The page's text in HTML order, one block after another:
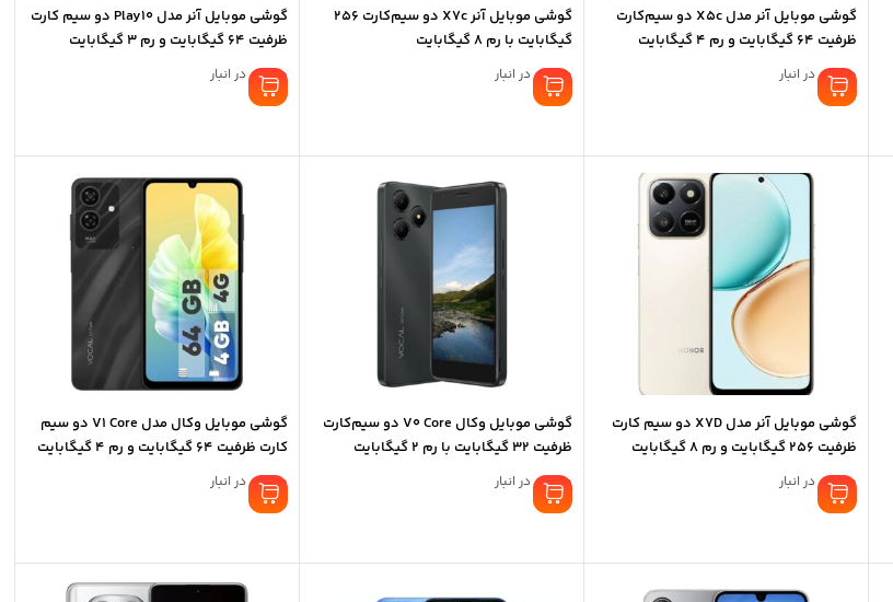
گوشی موبایل آنر مدل X5c دو سیم‌کارت
ظرفیت 64 گیگابایت و رم 4 گیگابایت
موجود در انبار
گوشی موبایل آنر X7c دو سیم‌کارت 256
گیگابایت با رم 8 گیگابایت
موجود در انبار
گوشی موبایل آنر مدل Play10 دو سیم کارت
ظرفیت 64 گیگابایت و رم 3 گیگابایت
موجود در انبار
گوشی موبایل آنر مدل X7D دو سیم کارت
ظرفیت 256 گیگابایت و رم 8 گیگابایت
موجود در انبار
گوشی موبایل وکال V0 Core دو سیم‌کارت
ظرفیت 32 گیگابایت با رم 2 گیگابایت
موجود در انبار
گوشی موبایل وکال مدل V1 Core دو سیم
کارت ظرفیت 64 گیگابایت و رم 4 گیگابایت
موجود در انبار